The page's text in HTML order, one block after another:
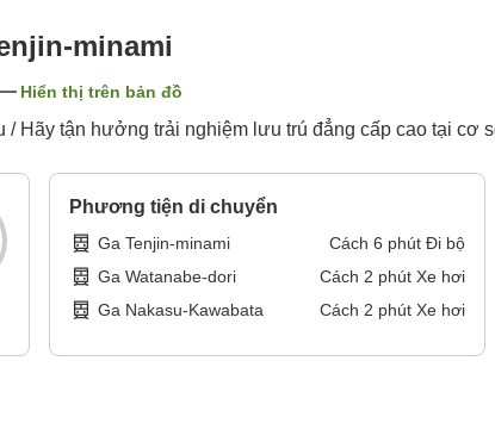
minami
Hiển thị trên bản đồ
/ Hãy tận hưởng trải nghiệm lưu trú đẳng cấp cao tại cơ
Phương tiện di chuyển
Ga Tenjin-minami Cách 6 phút Đi bộ
Ga Watanabe-dori
Cách 2 phút Xe hơi
Ga Nakasu-Kawabata
Cách 2 phút Xe hơi